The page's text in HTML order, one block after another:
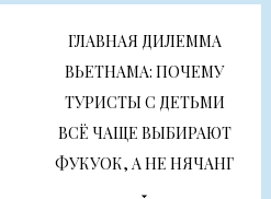
ГЛАВНАЯ ДИЛЕММА
ВЬЕТНАМА: ПОЧЕМУ
ТУРИСТЫ С ДЕТЬМИ
ВСЁ ЧАЩЕ ВЫБИРАЮТ
ФУКУОК, А НЕ НЯЧАНГ